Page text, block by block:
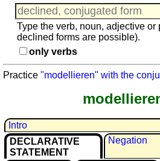
English
French
German
Italian
Latin
Spanish
Dutch
Utilities
Type the verb, noun, adjective
declined forms are possible).
only verbs
Practice "modellieren" with the
Intro
DECLARATIVE
STATEMENT
Negation